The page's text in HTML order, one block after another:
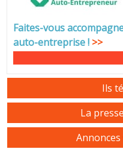
Faites-vous
auto-entreprise! >>
Ils
La